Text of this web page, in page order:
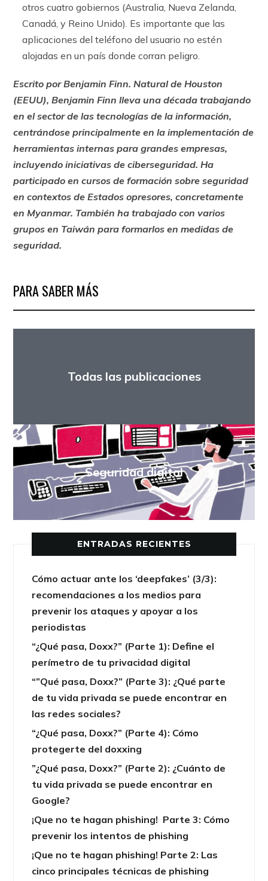
otros cuatro gobiernos (Australia, Nueva Zelanda,
Canadá, y Reino Unido). Es importante que las
aplicaciones del teléfono del usuario no estén
alojadas en un país donde corran peligro.
Escrito por Benjamin Finn. Natural de Houston
(EEUU), Benjamin Finn lleva una década trabajando
en el sector de las tecnologías de la información,
centrándose principalmente en la implementación de
herramientas internas para grandes empresas,
incluyendo iniciativas de ciberseguridad. Ha
participado en cursos de formación sobre seguridad
en contextos de Estados opresores, concretamente
en Myanmar. También ha trabajado con varios
grupos en Taiwán para formarlos en medidas de
seguridad.
PARA SABER MÁS
Todas las publicaciones
Seguridad digital
ENTRADAS RECIENTES
Cómo actuar ante los ‘deepfakes’ (3/3):
recomendaciones a los medios para
prevenir los ataques y apoyar a los
periodistas
“¿Qué pasa, Doxx?” (Parte 1): Define el
perímetro de tu privacidad digital
“”Qué pasa, Doxx?” (Parte 3): ¿Qué parte
de tu vida privada se puede encontrar en
las redes sociales?
“¿Qué pasa, Doxx?” (Parte 4): Cómo
protegerte del doxxing
”¿Qué pasa, Doxx?” (Parte 2): ¿Cuánto de
tu vida privada se puede encontrar en
Google?
¡Que no te hagan phishing! Parte 3: Cómo
prevenir los intentos de phishing
¡Que no te hagan phishing! Parte 2: Las
cinco principales técnicas de phishing